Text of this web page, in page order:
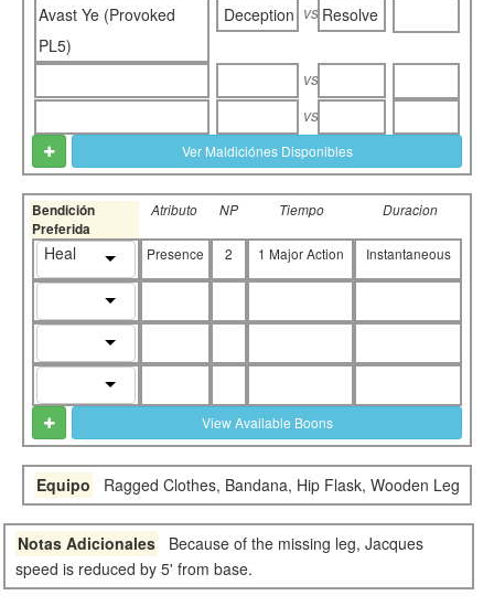
Avast Ye (Provoked
PL5)
Deception vs Resolve
vs
vs
Ver Maldiciónes Disponibles
Bendición
Preferida
Atributo NP Tiempo Duracion
Heal Presence 2 1 Major Action Instantaneous
View Available Boons
Equipo Ragged Clothes, Bandana, Hip Flask, Wooden Leg
Notas Adicionales
Because of the missing leg, Jacques
speed is reduced by 5' from base.